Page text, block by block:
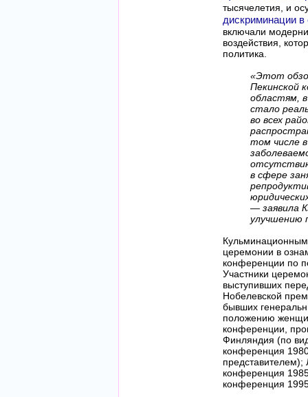
тысячелетия, и
дискриминации
включали
воздействия,
политика.
«Этот
Пекинской
областям,
стало
во всех
том числе
в сфере
— заявила
улучшению
церемонии в
конференции по
Участники
выступивших
Нобелевской
бывших
положению
конференции,
Финляндия (по
конференция
конференция
конференция